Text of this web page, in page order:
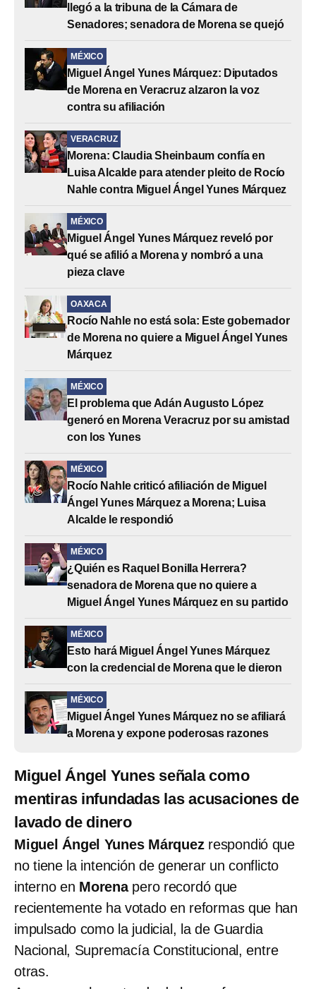
llegó a la tribuna de la Cámara de
Senadores; senadora de Morena se quejó
MÉXICO
Miguel Ángel Yunes Márquez: Diputados
de Morena en Veracruz alzaron la voz
contra su afiliación
VERACRUZ
Morena: Claudia Sheinbaum confía en
Luisa Alcalde para atender pleito de Rocío
Nahle contra Miguel Ángel Yunes Márquez
MÉXICO
Miguel Ángel Yunes Márquez reveló por
qué se afilió a Morena y nombró a una
pieza clave
OAXACA
Rocío Nahle no está sola: Este gobernador
de Morena no quiere a Miguel Ángel Yunes
Márquez
MÉXICO
El problema que Adán Augusto López
generó en Morena Veracruz por su amistad
con los Yunes
MÉXICO
Rocío Nahle criticó afiliación de Miguel
Ángel Yunes Márquez a Morena; Luisa
Alcalde le respondió
MÉXICO
¿Quién es Raquel Bonilla Herrera?
senadora de Morena que no quiere a
Miguel Ángel Yunes Márquez en su partido
MÉXICO
Esto hará Miguel Ángel Yunes Márquez
con la credencial de Morena que le dieron
MÉXICO
Miguel Ángel Yunes Márquez no se afiliará
a Morena y expone poderosas razones
Miguel Ángel Yunes señala como
mentiras infundadas las acusaciones de
lavado de dinero
Miguel Ángel Yunes Márquezrespondió que
no tiene la intención de generar un conflicto
interno en Morenapero recordó que
recientemente ha votado en reformas que han
impulsado como la judicial, la de Guardia
Nacional, Supremacía Constitucional, entre
otras.